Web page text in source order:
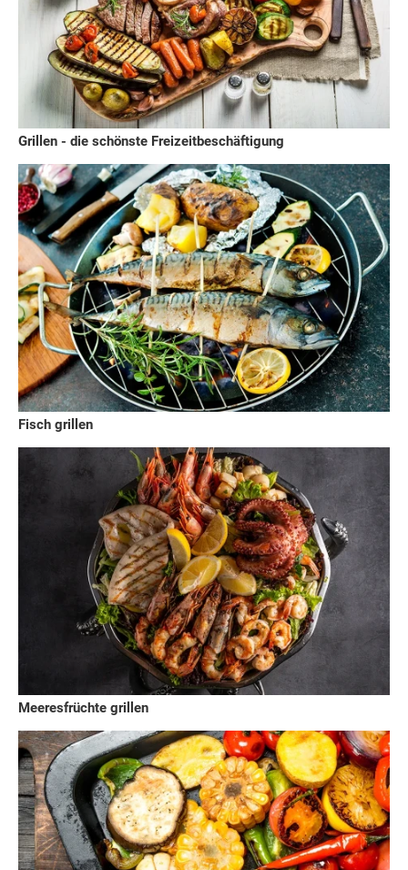
Grillen - die schönste Freizeitbeschäftigung
Fisch grillen
Meeresfrüchte grillen